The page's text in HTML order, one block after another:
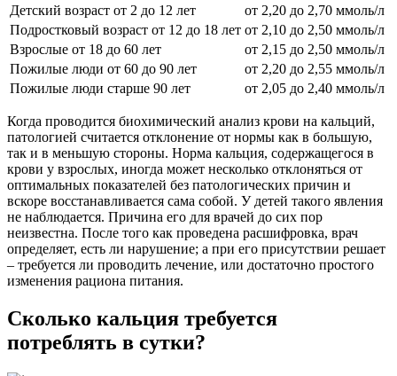
Детский возраст от 2 до 12 лет
от 2,20 до 2,70 ммоль/л
Подростковый возраст от 12 до 18 лет от 2,10 до 2,50 ммоль/л
Взрослые от 18 до 60 лет
от 2,15 до 2,50 ммоль/л
Пожилые люди от 60 до 90 лет
от 2,20 до 2,55 ммоль/л
Пожилые люди старше 90 лет
от 2,05 до 2,40 ммоль/л
Когда проводится биохимический анализ крови на кальций,
патологией считается отклонение от нормы как в большую,
так и в меньшую стороны. Норма кальция, содержащегося в
крови у взрослых, иногда может несколько отклоняться от
оптимальных показателей без патологических причин и
вскоре восстанавливается сама собой. У детей такого явления
не наблюдается. Причина его для врачей до сих пор
неизвестна. После того как проведена расшифровка, врач
определяет, есть ли нарушение; а при его присутствии решает
– требуется ли проводить лечение, или достаточно простого
изменения рациона питания.
Сколько кальция требуется
потреблять в сутки?